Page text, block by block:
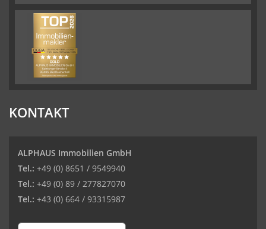
KONTAKT
ALPHAUS Immobilien GmbH
Tel.: +49 (0) 8651 / 9549940
Tel.: +49 (0) 89 / 277827070
Tel.: +43 (0) 664 / 93315987